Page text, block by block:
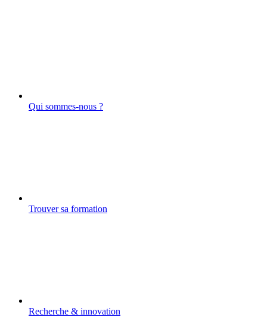
Qui sommes-nous ?
Trouver sa formation
Recherche & innovation